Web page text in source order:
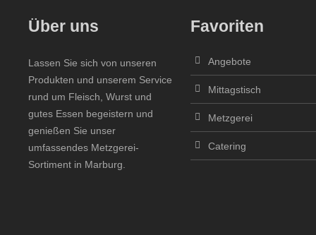
Über uns
Lassen Sie sich von unseren
Produkten und unserem Service
rund um Fleisch, Wurst und
gutes Essen begeistern und
genießen Sie unser
umfassendes Metzgerei-
Sortiment in Marburg.
Favoriten
Angebote
Mittagstisch
Metzgerei
Catering